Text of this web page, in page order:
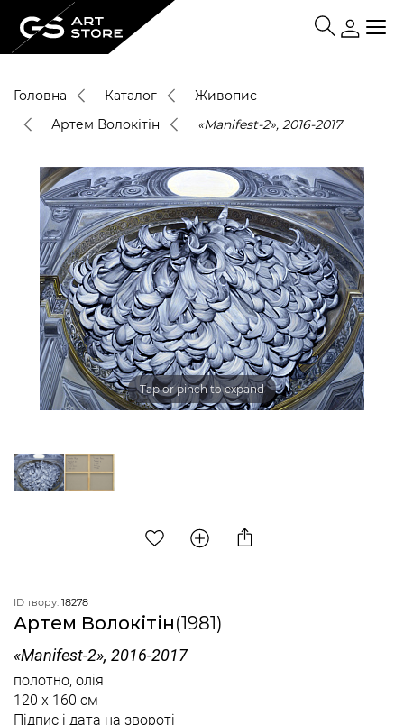
Головна Каталог
Живопис
Артем Волокітін
«Manifest-2», 2016-2017
Tap or pinch to expand
ID твору: 18278
Артем Волокітін(1981)
«Manifest-2», 2016-2017
полотно, олія
120 x 160 см
Підпис і дата на звороті